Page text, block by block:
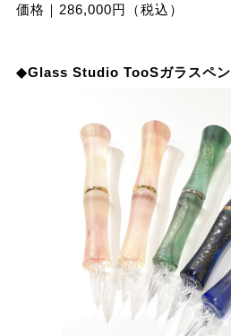
価格｜286,000円（税込）
◆Glass Studio TooSガラスペン